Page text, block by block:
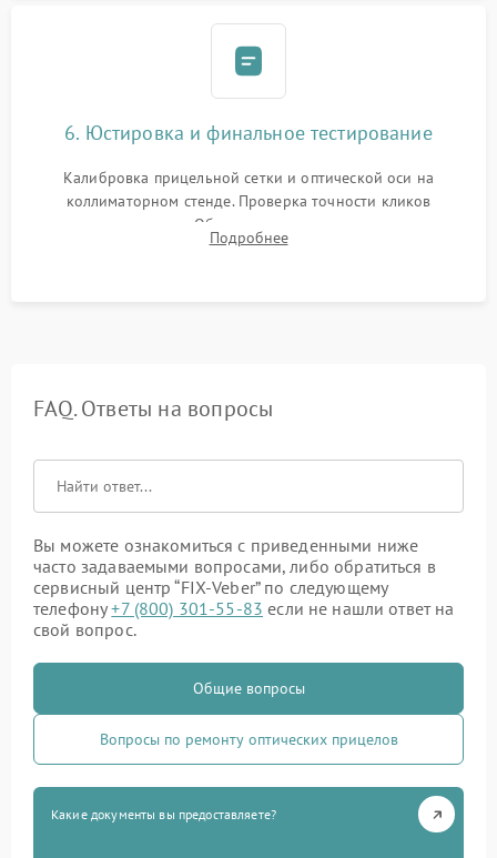
6. Юстировка и финальное тестирование
Калибровка прицельной сетки и оптической оси на
коллиматорном стенде. Проверка точности кликов
механизма поправок. Обязательное испытание прицела на
ударном стенде для проверки устойчивости к отдаче и
Подробнее
FAQ. Ответы на вопросы
Вы можете ознакомиться с приведенными ниже
часто задаваемыми вопросами, либо обратиться в
сервисный центр “FIX-Veber” по следующему
телефону+7 (800) 301-55-83 если не нашли ответ на
свой вопрос.
Общие вопросы
Вопросы по ремонту оптических прицелов
Какие документы вы предоставляете?